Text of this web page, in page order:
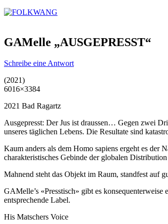
GAMelle „AUSGEPRESST“
Schreibe eine Antwort
(2021)
6016×3384
2021 Bad Ragartz
Ausgepresst: Der Jus ist draussen… Gegen zwei
unseres täglichen Lebens. Die Resultate sind
Kaum anders als dem Homo sapiens ergeht es der
charakteristisches Gebinde der globalen
Mahnend steht das Objekt im Raum, standfest auf
GAMelle’s «Presstisch» gibt es
entsprechende Label.
His Matschers Voice